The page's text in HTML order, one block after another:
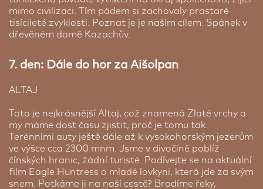
mimo civilizaci. Tím pádem si zachovaly prastaré
tisícileté zvyklosti. Poznat je je naším cílem. Spánek v
dřevěném domě Kazachův.
7. den: Dále do hor za Aišolpan
ALTAJ
Toto je nejkrásnější Altaj, což znamená Zlaté vrchy a
my máme dost času zjistit, proč je tomu tak.
Terénními auty ještě dále až k vysokohorským jezerům
ve výšce cca 2300 mnm. Jsme v divočině poblíž
čínských hranic, žádní turisté. Podívejte se na aktuální
film Eagle Huntress o mladé lovkyni, která jde za svým
snem. Potkáme ji na naší cestě? Brodíme řeky,